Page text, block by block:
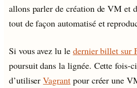
allons parler de création de VM et
tout de façon automatisé et
Si vous avez lu le dernier billet sur
poursuit dans la lignée. Cette fois-
d’utiliserVagrantpour créer une